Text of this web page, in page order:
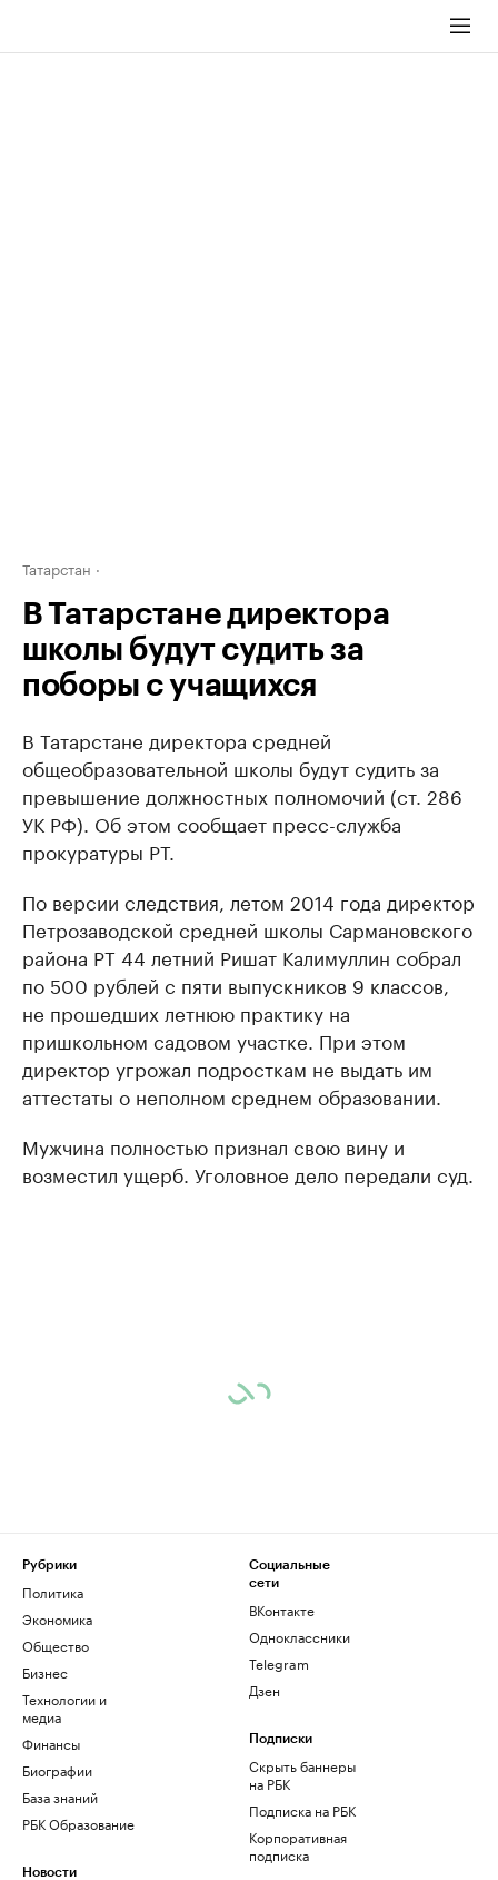
Татарстан
В Татарстане директора
школы будут судить за
поборы с учащихся
В Татарстане директора средней
общеобразовательной школы будут судить за
превышение должностных полномочий (ст. 286
УК РФ). Об этом сообщает пресс-служба
прокуратуры РТ.
По версии следствия, летом 2014 года директор
Петрозаводской средней школы Сармановского
района РТ 44 летний Ришат Калимуллин собрал
по 500 рублей с пяти выпускников 9 классов,
не прошедших летнюю практику на
пришкольном садовом участке. При этом
директор угрожал подросткам не выдать им
аттестаты о неполном среднем образовании.
Мужчина полностью признал свою вину и
возместил ущерб. Уголовное дело передали суд.
Рубрики
Политика
Экономика
Общество
Бизнес
Технологии и
медиа
Финансы
Биографии
База знаний
РБК Образование
Новости
Социальные
сети
ВКонтакте
Одноклассники
Telegram
Дзен
Подписки
Скрыть баннеры
на РБК
Подписка на РБК
Корпоративная
подписка